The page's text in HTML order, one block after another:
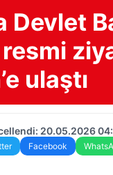
Devlet
ulaştı
20.05.2026
Facebook